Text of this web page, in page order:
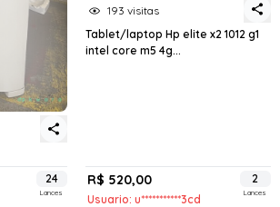
24
Lances
193 visitas
Tablet/laptop Hp elite x2 1012 g1
intel core m5 4g...
R$ 520,00
Usuario: u***********3cd
2
Lances